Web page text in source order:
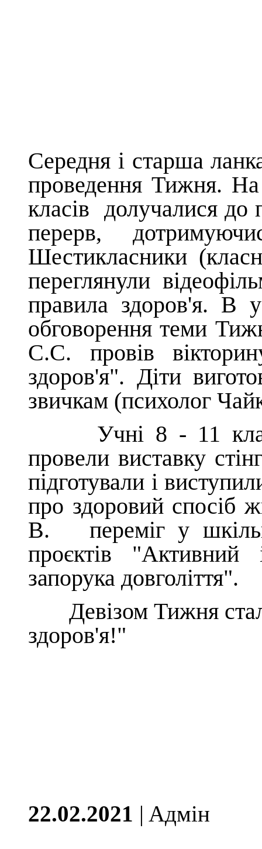
Середня і старша
проведення Тижня.
класів долучалися до
перерв,
Шестикласники
переглянули
правила здоров'я. В
обговорення теми
С.С. провів
здоров'я". Діти
звичкам (психолог
Учні 8 - 11
провели виставку
підготували і
про здоровий спосіб
В. переміг у
проєктів
запорука довголіття".
Девізом Тижня
здоров'я!"
22.02.2021 | Aдмін